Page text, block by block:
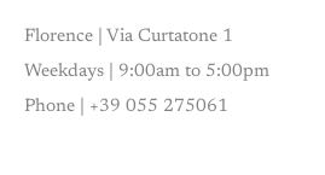
Florence | Via Curtatone 1
Weekdays | 9:00am to 5:00pm
Phone | +39 055 275061